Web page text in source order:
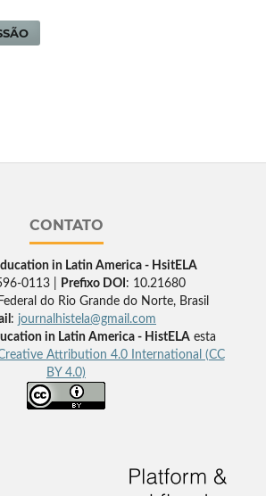
CONTATO
in Latin America - HsitELA
0113 | Prefixo DOI : 10.21680
do Rio Grande do Norte, Brasil
: journalhistela@gmail.com
in Latin America - HistELA esta
Attribution 4.0 International (CC
BY 4.0)